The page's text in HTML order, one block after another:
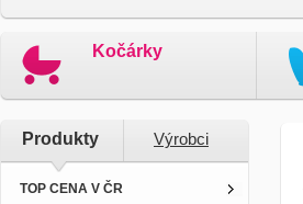
Kočárky
Produkty Výrobci
TOP CENA V ČR